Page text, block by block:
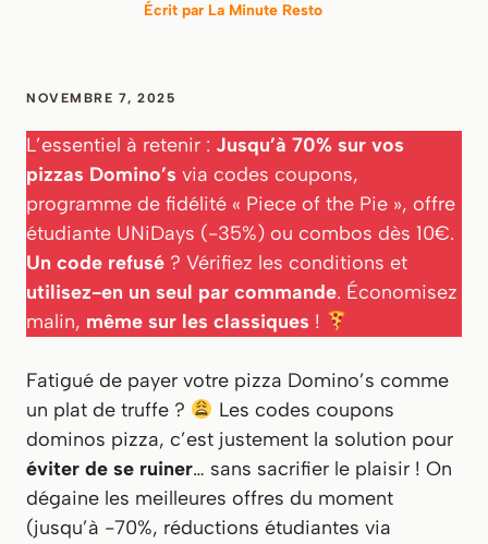
Écrit par La Minute Resto
NOVEMBRE 7, 2025
L’essentiel à retenir : Jusqu’à 70% sur vos
pizzas Domino’s via codes coupons,
programme de fidélité « Piece of the Pie », offre
étudiante UNiDays (-35%) ou combos dès 10€.
Un code refusé ? Vérifiez les conditions et
utilisez-en un seul par commande. Économisez
malin, même sur les classiques !
Fatigué de payer votre pizza Domino’s comme
un plat de truffe ?
Les codes coupons
dominos pizza, c’est justement la solution pour
éviter de se ruiner… sans sacrifier le plaisir ! On
dégaine les meilleures offres du moment
(jusqu’à -70%, réductions étudiantes via